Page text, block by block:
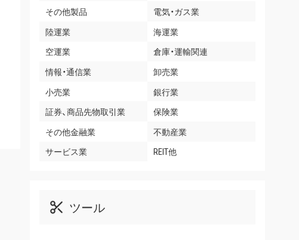
その他製品
電気・ガス業
陸運業
海運業
空運業
倉庫・運輸関連
情報・通信業
卸売業
小売業
銀行業
証券、商品先物取引業
保険業
その他金融業
不動産業
サービス業
REIT他
ツール